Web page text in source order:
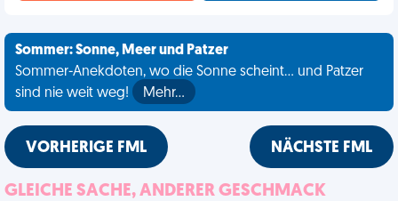
Sommer: Sonne, Meer und Patzer
Sommer-Anekdoten, wo die Sonne scheint... und Patzer
sind nie weit weg!
Mehr…
VORHERIGE FML NÄCHSTE FML
GLEICHE SACHE, ANDERER GESCHMACK